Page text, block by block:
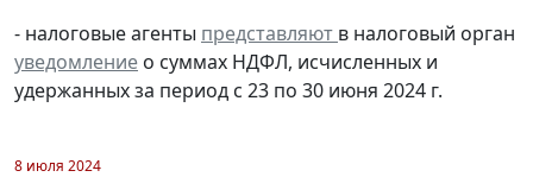
- налоговые агенты представляют в налоговый орган
уведомление о суммах НДФЛ, исчисленных и
удержанных за период с 23 по 30 июня 2024 г.
8 июля 2024